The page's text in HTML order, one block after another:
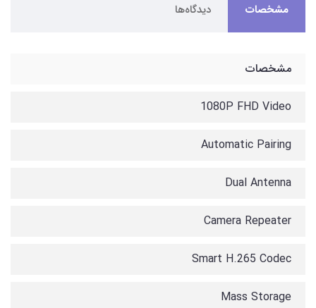
مشخصات دیدگاه‌ها
مشخصات
1080P FHD Video
Automatic Pairing
Dual Antenna
Camera Repeater
Smart H.265 Codec
Mass Storage